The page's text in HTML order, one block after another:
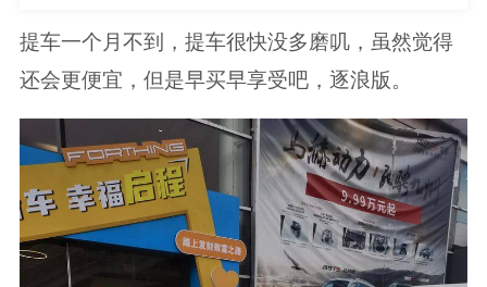
提车一个月不到，提车很快没多磨叽，虽然觉得
还会更便宜，但是早买早享受吧，逐浪版。